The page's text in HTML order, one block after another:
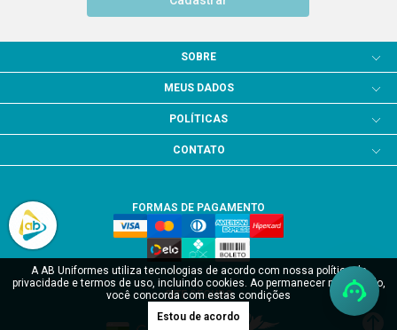
A AB Uniformes utiliza tecnologias de acordo com nossa política de
privacidade e termos de uso, incluindo cookies. Ao permanecer navegando,
você concorda com estas condições
Estou de acordo